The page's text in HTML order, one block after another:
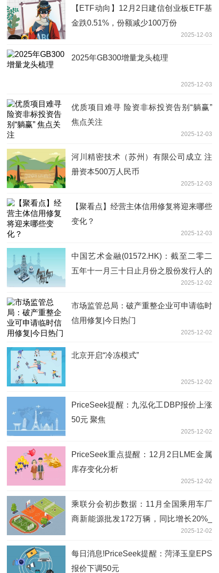
【ETF动向】12月2日建信创业板ETF基
金跌0.51%，份额减少100万份
2025-12-03
2025年GB300增量龙头梳理
2025-12-03
优质项目难寻 险资非标投资告别“躺赢”
焦点关注
2025-12-03
河川精密技术（苏州）有限公司成立 注
册资本500万人民币
2025-12-03
【聚看点】经营主体信用修复将迎来哪些
变化？
2025-12-03
中国艺术金融(01572.HK)：截至二零二
五年十一月三十日止月份之股份发行人的
2025-12-02
市场监管总局：破产重整企业可申请临时
信用修复|今日热门
2025-12-02
北京开启“冷冻模式”
2025-12-02
PriceSeek提醒：九泓化工DBP报价上涨
50元 聚焦
2025-12-02
PriceSeek重点提醒：12月2日LME金属
库存变化分析
2025-12-02
乘联分会初步数据：11月全国乘用车厂
商新能源批发172万辆，同比增长20%_
2025-12-02
每日消息!PriceSeek提醒：菏泽玉皇EPS
报价下调50元